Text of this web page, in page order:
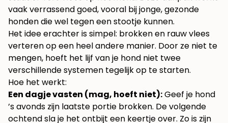
vaak verrassend goed, vooral bij jonge, gezonde
honden die wel tegen een stootje kunnen.
Het idee erachter is simpel: brokken en rauw vlees
verteren op een heel andere manier. Door ze niet te
mengen, hoeft het lijf van je hond niet twee
verschillende systemen tegelijk op te starten.
Hoe het werkt:
Een dagje vasten (mag, hoeft niet):Geef je hond
’s avonds zijn laatste portie brokken. De volgende
ochtend sla je het ontbijt een keertje over. Zo is zijn